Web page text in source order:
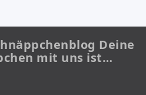
Deine
mit uns ist…